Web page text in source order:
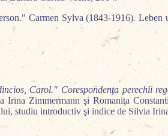
Carmen Sylva (1843-1916). Leben
Carol." Corespondenţa perechii
Irina Zimmermann şi Romaniţa
studiu introductiv şi indice de Silvia